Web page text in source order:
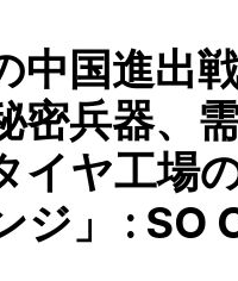
中国進出
密兵器、
イヤ工場
ジ」 : SO